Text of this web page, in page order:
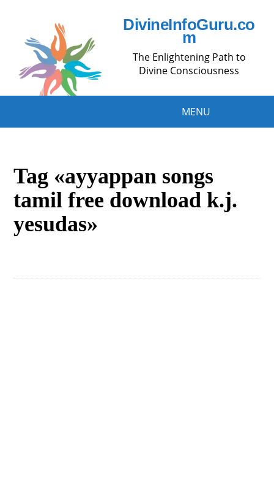
DivineInfoGuru.co
m
The Enlightening Path to
Divine Consciousness
MENU
Tag «ayyappan songs
tamil free download k.j.
yesudas»